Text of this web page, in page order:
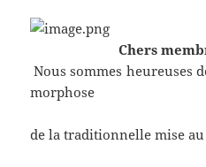
Chers
Nous sommes heureuses
morphose
de la traditionnelle mise au